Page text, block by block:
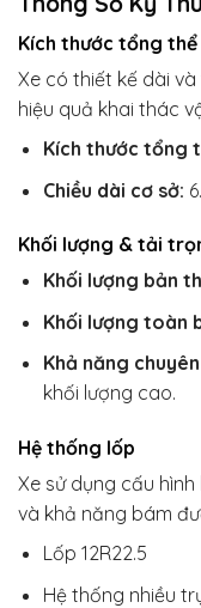
Kích thước tổng thể
Xe có thiết kế dài
hiệu quả khai thác
Kích thước tổng
Chiều dài cơ sở:
Khối lượng & tải
Khối lượng bản
Khối lượng toàn
Khả năng
khối lượng cao.
Hệ thống lốp
Xe sử dụng cấu
và khả năng bám
Lốp 12R22.5
Hệ thống nhiều